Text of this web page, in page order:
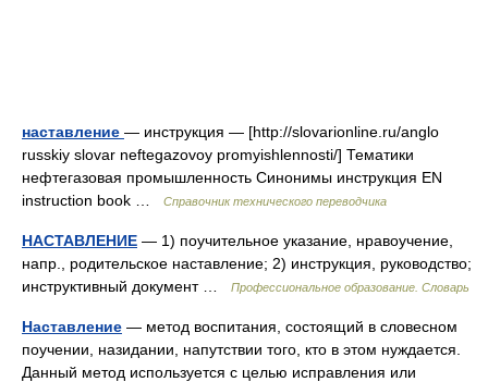
наставление — инструкция — [http://slovarionline.ru/anglo
russkiy slovar neftegazovoy promyishlennosti/] Тематики
нефтегазовая промышленность Синонимы инструкция EN
instruction book …
Справочник технического переводчика
НАСТАВЛЕНИЕ — 1) поучительное указание, нравоучение,
напр., родительское наставление; 2) инструкция, руководство;
инструктивный документ …
Профессиональное образование. Словарь
Наставление — метод воспитания, состоящий в словесном
поучении, назидании, напутствии того, кто в этом нуждается.
Данный метод используется с целью исправления или